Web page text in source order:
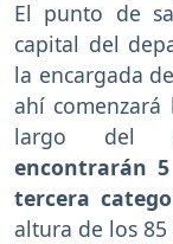
El punto de
capital del
la encargada
ahí comenzará
largo del
encontrarán
tercera
altura de los